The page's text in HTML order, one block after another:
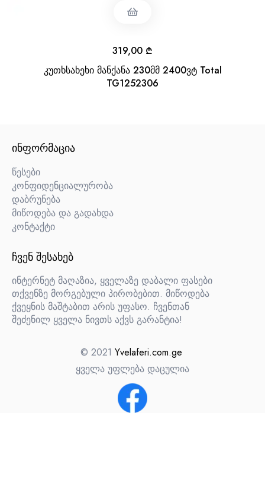
კუთხსახეხი მანქანა 230მმ 2400ვტ Total
TG1252306
319,00 ₾
ᲘᲜᲤᲝᲠᲛᲐᲪᲘᲐ
წესები
კონფიდენციალურობა
დაბრუნება
მიწოდება და გადახდა
კონტაქტი
ᲩᲕᲔᲜ ᲨᲔᲡᲐᲮᲔᲑ
ინტერნეტ მაღაზია, ყველაზე დაბალი ფასები
თქვენზე მორგებული პირობებით. მიწოდება
ქვეყნის მაშტაბით არის უფასო. ჩვენთან
შეძენილ ყველა ნივთს აქვს გარანტია!
© 2021 Yvelaferi.com.ge
ყველა უფლება დაცულია